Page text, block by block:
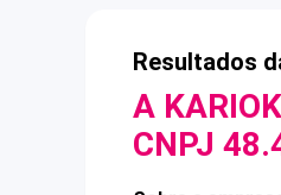
Resultados
A
CNPJ